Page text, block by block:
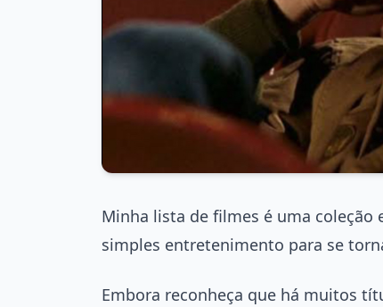
Minha lista de filmes é uma
simples entretenimento para se
Embora reconheça que há muitos